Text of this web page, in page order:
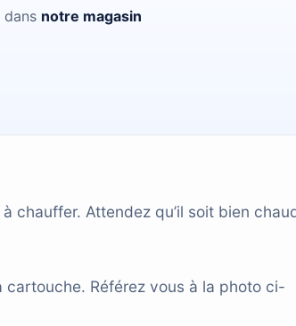
notre magasin
chauffer. Attendez qu’il soit bien
cartouche. Référez vous à la photo ci-